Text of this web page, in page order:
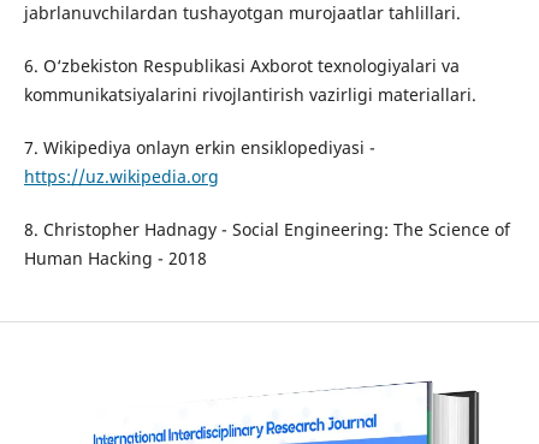
jabrlanuvchilardan tushayotgan murojaatlar tahlillari.
6. O‘zbekiston Respublikasi Axborot texnologiyalari va
kommunikatsiyalarini rivojlantirish vazirligi materiallari.
7. Wikipediya onlayn erkin ensiklopediyasi -
https://uz.wikipedia.org
8. Christopher Hadnagy - Social Engineering: The Science of
Human Hacking - 2018